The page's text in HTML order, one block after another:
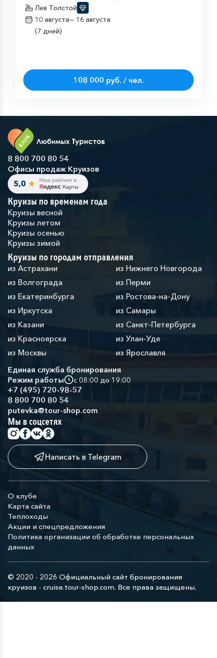
Лев Толстой
10 августа— 16 августа
(7 дней)
108 000 руб. / чел.
8 800 700 80 54
Офисы продаж Круизов
Круизы по временам года
Круизы весной
Круизы летом
Круизы осенью
Круизы зимой
Круизы по городам отправления
из Астрахани
из Волгограда
из Екатеринбурга
из Иркутска
из Казани
из Красноярска
из Москвы
из Нижнего Новгорода
из Перми
из Ростова-на-Дону
из Самары
из Санкт-Петербурга
из Улан-Уде
из Ярославля
Единая служба бронирования
Режим работы
с 08:00 до 19:00
+7 (495) 720-98-57
8 800 700 80 54
putevka@tour-shop.com
Мы в соцсетях
Написать в Telegram
О клубе
Карта сайта
Теплоходы
Акции и спецпредложения
Политика организации об обработке персональных
данных
© 2020 - 2026 Официальный сайт бронирования
круизов - cruise.tour-shop.com. Все права защищены.